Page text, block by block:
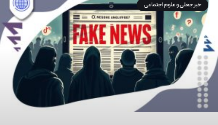
خبر جعلی و علوم اجتماعی